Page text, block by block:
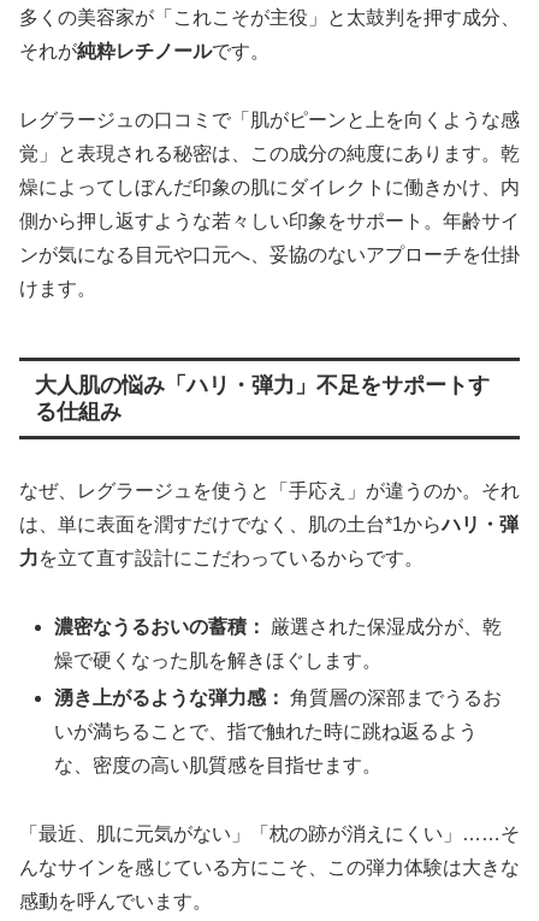
多くの美容家が「これこそが主役」と太鼓判を押す成分、
それが純粋レチノールです。
レグラージュの口コミで「肌がピーンと上を向くような感
覚」と表現される秘密は、この成分の純度にあります。乾
燥によってしぼんだ印象の肌にダイレクトに働きかけ、内
側から押し返すような若々しい印象をサポート。年齢サイ
ンが気になる目元や口元へ、妥協のないアプローチを仕掛
けます。
大人肌の悩み「ハリ・弾力」不足をサポートす
る仕組み
なぜ、レグラージュを使うと「手応え」が違うのか。それ
は、単に表面を潤すだけでなく、肌の土台*1からハリ・弾
力を立て直す設計にこだわっているからです。
濃密なうるおいの蓄積：
厳選された保湿成分が、乾
燥で硬くなった肌を解きほぐします。
湧き上がるような弾力感： 角質層の深部までうるお
いが満ちることで、指で触れた時に跳ね返るよう
な、密度の高い肌質感を目指せます。
「最近、肌に元気がない」「枕の跡が消えにくい」……そ
んなサインを感じている方にこそ、この弾力体験は大きな
感動を呼んでいます。